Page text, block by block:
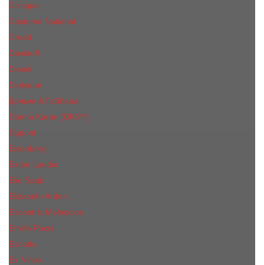
Сliniquе
Costume National
Creed
Davidoff
Diesel
Diptyque
Дольче & Габбана
Donna Karan (DKNY)
Dupont
Eisenberg
Еsteе Lаudеr
Elie Saab
Elizabeth Arden
Escentric Molecules
Emilio Pucci
Escada
Ex Nihilo